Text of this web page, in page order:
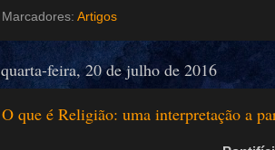
Marcadores: Artigos
quarta-feira, 20 de julho de 2016
O que é Religião: uma interpretação a